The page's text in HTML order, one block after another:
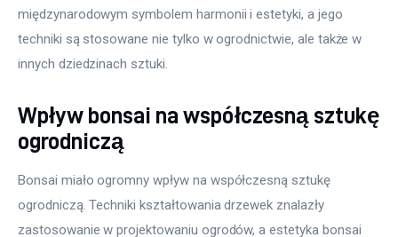
międzynarodowym symbolem harmonii i estetyki, a jego
techniki są stosowane nie tylko w ogrodnictwie, ale także w
innych dziedzinach sztuki.
Wpływ bonsai na współczesną sztukę
ogrodniczą
Bonsai miało ogromny wpływ na współczesną sztukę
ogrodniczą. Techniki kształtowania drzewek znalazły
zastosowanie w projektowaniu ogrodów, a estetyka bonsai